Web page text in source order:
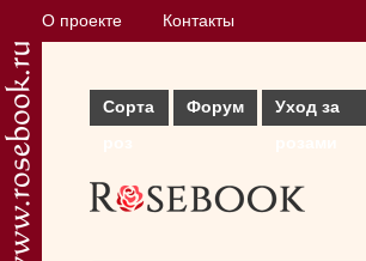
О проекте Контакты
Сорта
Форум
Уход за